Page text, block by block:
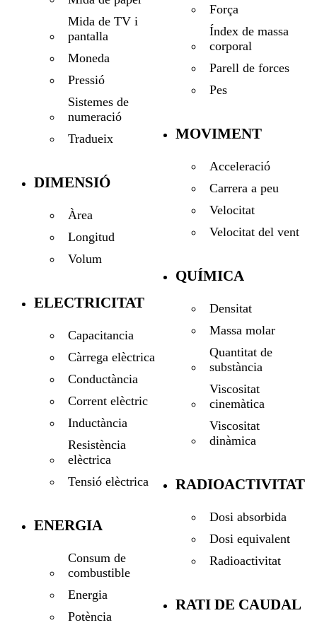
Mida de TV i
pantalla
Moneda
Pressió
Sistemes de
numeració
Tradueix
DIMENSIÓ
Àrea
Longitud
Volum
ELECTRICITAT
Capacitancia
Càrrega elèctrica
Conductància
Corrent elèctric
Inductància
Resistència
elèctrica
Tensió elèctrica
ENERGIA
Consum de
combustible
Energia
Potència
Força
Índex de massa
corporal
Parell de forces
Pes
MOVIMENT
Acceleració
Carrera a peu
Velocitat
Velocitat del vent
QUÍMICA
Densitat
Massa molar
Quantitat de
substància
Viscositat
cinemàtica
Viscositat
dinàmica
RADIOACTIVITAT
Dosi absorbida
Dosi equivalent
Radioactivitat
RATI DE CAUDAL